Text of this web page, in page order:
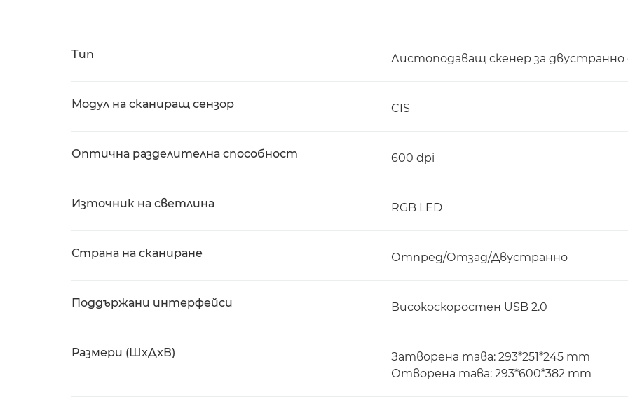
Тип Листоподаващ скенер за
Модул на сканиращ сензор CIS
Оптична разделителна способност 600 dpi
Източник на светлина RGB LED
Страна на сканиране Отпред/Отзад/Двустранно
Поддържани интерфейси Високоскоростен USB 2.0
Размери (ШxДxВ)
Затворена тава: 293*251*245 mm
Отворена тава: 293*600*382 mm